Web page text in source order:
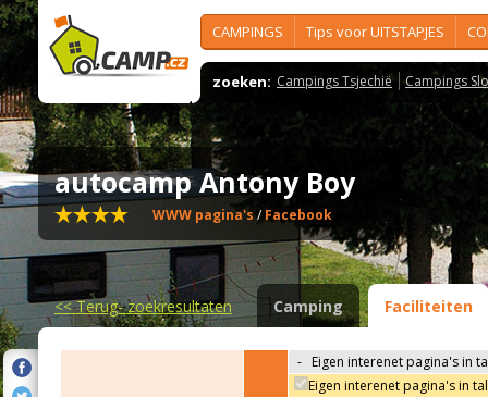
CAMPINGS Tips voor UITSTAPJES
zoeken: Campings Tsjechië Campings
autocamp Antony Boy
WWW pagina's /Facebook
<<Terug- zoekresultaten Camping Faciliteiten
- Eigen interenet pagina's in
Eigen interenet pagina's in